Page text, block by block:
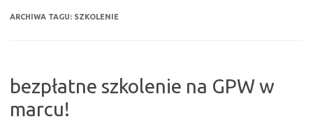
ARCHIWA TAGU: SZKOLENIE
bezpłatne szkolenie na GPW w
marcu!